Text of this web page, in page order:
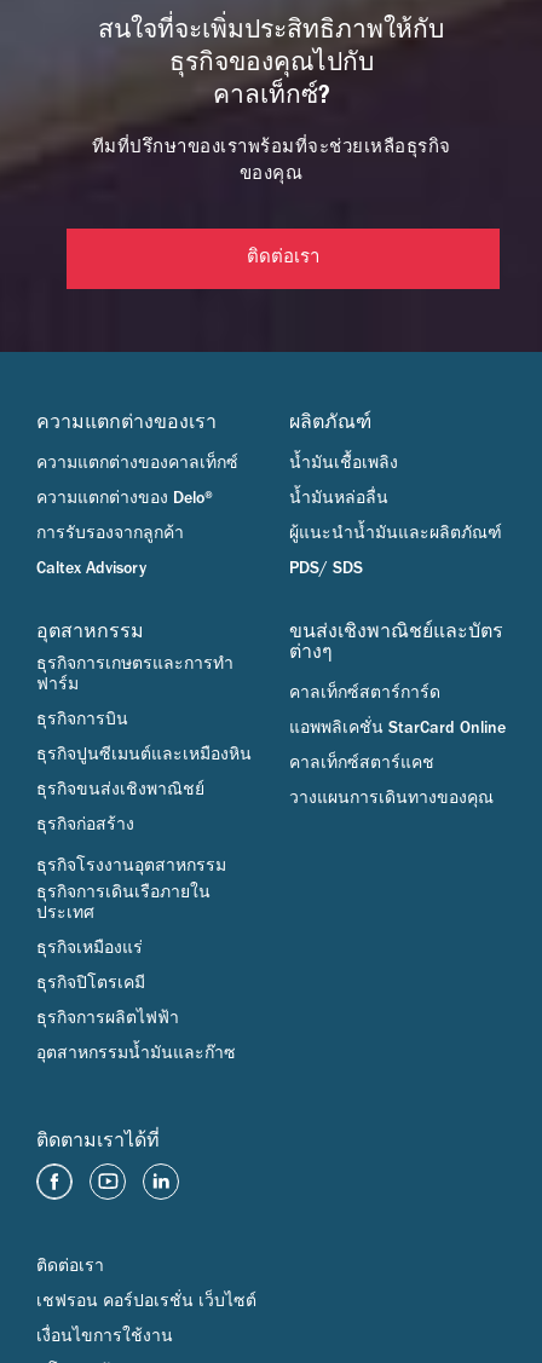
สนใจที่จะเพิ่มประสิทธิภาพให้กับ
ธุรกิจของคุณไปกับ
คาลเท็กซ์?
ทีมที่ปรึกษาของเราพร้อมที่จะช่วยเหลือธุรกิจ
ของคุณ
ติดต่อเรา
ความแตกต่างของเรา
ความแตกต่างของคาลเท็กซ์
ความแตกต่างของ Delo®
การรับรองจากลูกค้า
Caltex Advisory
อุตสาหกรรม
ธุรกิจการเกษตรและการทำ
ฟาร์ม
ธุรกิจการบิน
ธุรกิจปูนซีเมนต์และเหมืองหิน
ธุรกิจขนส่งเชิงพาณิชย์
ธุรกิจก่อสร้าง
ธุรกิจโรงงานอุตสาหกรรม
ธุรกิจการเดินเรือภายใน
ประเทศ
ธุรกิจเหมืองแร่
ธุรกิจปิโตรเคมี
ธุรกิจการผลิตไฟฟ้า
อุตสาหกรรมน้ำมันและก๊าซ
ผลิตภัณฑ์
น้ำมันเชื้อเพลิง
น้ำมันหล่อลื่น
ผู้แนะนำน้ำมันและผลิตภัณฑ์
PDS/ SDS
ขนส่งเชิงพาณิชย์และบัตร
ต่างๆ
คาลเท็กซ์สตาร์การ์ด
แอพพลิเคชั่น StarCard Online
คาลเท็กซ์สตาร์แคช
วางแผนการเดินทางของคุณ
ติดตามเราได้ที่
ติดต่อเรา
เชฟรอน คอร์ปอเรชั่น เว็บไซต์
เงื่อนไขการใช้งาน